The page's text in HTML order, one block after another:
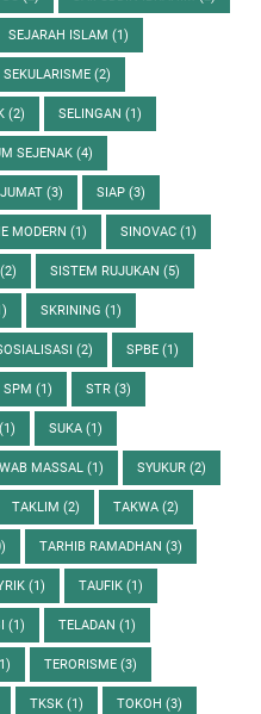
SEJARAH ISLAM (1)
SEKULARISME (2)
(2) SELINGAN (1)
SEJENAK (4)
(3) SIAP (3)
MODERN (1) SINOVAC (1)
(2) SISTEM RUJUKAN (5)
SKRINING (1)
(2) SPBE (1)
SPM (1) STR (3)
(1) SUKA (1)
MASSAL (1) SYUKUR (2)
TAKLIM (2) TAKWA (2)
TARHIB RAMADHAN (3)
(1) TAUFIK (1)
(1) TELADAN (1)
TERORISME (3)
TKSK (1) TOKOH (3)